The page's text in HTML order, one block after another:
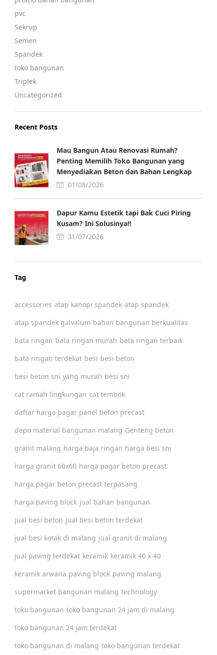
pvc
Sekrup
Semen
Spandek
toko bangunan
Triplek
Uncategorized
Recent Posts
Mau Bangun Atau Renovasi Rumah?
Penting Memilih Toko Bangunan yang
Menyediakan Beton dan Bahan Lengkap
01/08/2026
Dapur Kamu Estetik tapi Bak Cuci Piring
Kusam? Ini Solusinya!!
31/07/2026
Tag
accessories atap kanopi spandek atap spandek
atap spandek galvalum bahan bangunan berkualitas
bata ringan bata ringan murah bata ringan terbaik
bata ringan terdekat besi besi beton
besi beton sni yang murah besi sni
cat ramah lingkungan cat tembok
daftar harga pagar panel beton precast
depo material bangunan malang Genteng beton
granit malang harga baja ringan harga besi sni
harga granit 60x60 harga pagar beton precast
harga pagar beton precast terpasang
harga paving block jual bahan bangunan
jual besi beton jual besi beton terdekat
jual besi kotak di malang jual granit di malang
jual paving terdekat keramik keramik 40 x 40
keramik arwana paving block paving malang
supermarket bangunan malang technology
toko bangunan toko bangunan 24 jam di malang
toko bangunan 24 jam terdekat
toko bangunan di malang toko bangunan terdekat